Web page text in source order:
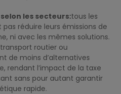
les secteurs:tous les
réduire leurs émissions de
ni avec les mêmes solutions.
routier ou
de moins d’alternatives
rendant l’impact de la taxe
sans pour autant garantir
rapide.